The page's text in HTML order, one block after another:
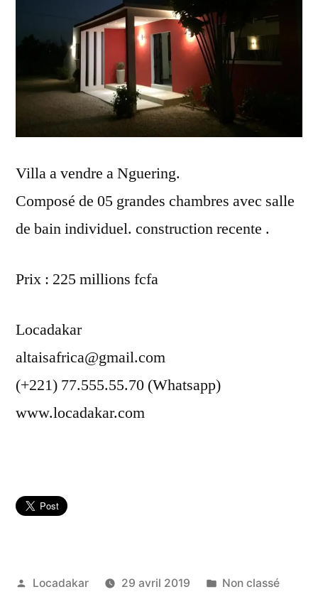
Villa a vendre a Nguering.
Composé de 05 grandes chambres avec salle
de bain individuel. construction recente .
Prix : 225 millions fcfa
Locadakar
altaisafrica@gmail.com
(+221) 77.555.55.70 (Whatsapp)
www.locadakar.com
Publié
Locadakar 29 avril 2019
Publié
Non classé